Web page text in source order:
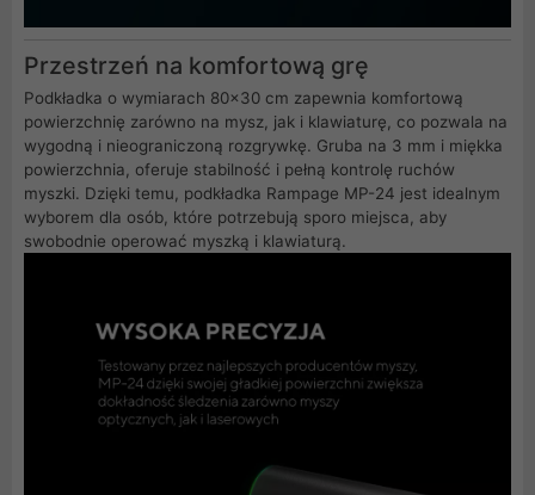
Przestrzeń na komfortową grę
Podkładka o wymiarach 80x30 cm zapewnia komfortową
powierzchnię zarówno na mysz, jak i klawiaturę, co pozwala na
wygodną i nieograniczoną rozgrywkę. Gruba na 3 mm i miękka
powierzchnia, oferuje stabilność i pełną kontrolę ruchów
myszki. Dzięki temu, podkładka Rampage MP-24 jest idealnym
wyborem dla osób, które potrzebują sporo miejsca, aby
swobodnie operować myszką i klawiaturą.